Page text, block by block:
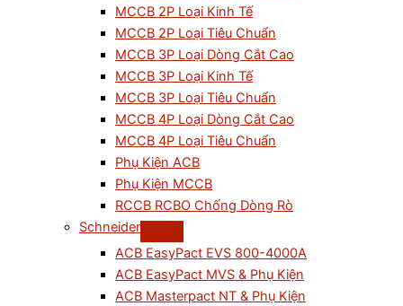
MCCB 2P Loại Kinh Tế
MCCB 2P Loại Tiêu Chuẩn
MCCB 3P Loại Dòng Cắt Cao
MCCB 3P Loại Kinh Tế
MCCB 3P Loại Tiêu Chuẩn
MCCB 4P Loại Dòng Cắt Cao
MCCB 4P Loại Tiêu Chuẩn
Phụ Kiện ACB
Phụ Kiện MCCB
RCCB RCBO Chống Dòng Rò
Schneider
ACB EasyPact EVS 800-4000A
ACB EasyPact MVS & Phụ Kiện
ACB Masterpact NT & Phụ Kiện